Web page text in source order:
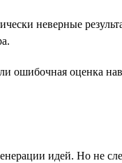
неверные
ошибочная оценка
идей. Но не